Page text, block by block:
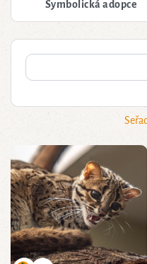
Symbolická adopce